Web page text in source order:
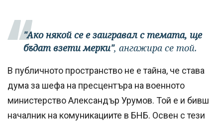
"Ако някой се е заигравал с темата, ще
бъдат взети мерки", ангажира се той.
В публичното пространство не е тайна, че става
дума за шефа на пресцентъра на военното
министерство Александър Урумов. Той е и бивш
началник на комуникациите в БНБ. Освен с тези